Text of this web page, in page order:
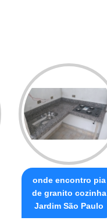
onde encontro pia
de granito cozinha
Jardim São Paulo